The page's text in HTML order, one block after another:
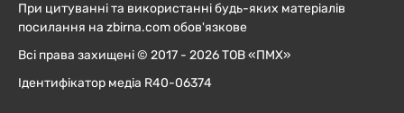
При цитуванні та використанні будь-яких матеріалів
посилання на zbirna.com обов'язкове
Всі права захищені © 2017 - 2026 ТОВ «ПМХ»
Ідентифікатор медіа R40-06374